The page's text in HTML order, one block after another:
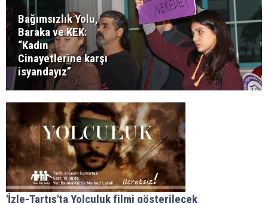
Bağımsızlık Yolu,
Baraka ve KEK:
“Kadın
Cinayetlerine karşı
isyandayız”
'İzle-Tartış'ta Yolculuk filmi gösterilecek